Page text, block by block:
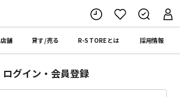
店舗 貸す/売る R-STOREとは 採用情報
ログイン・会員登録